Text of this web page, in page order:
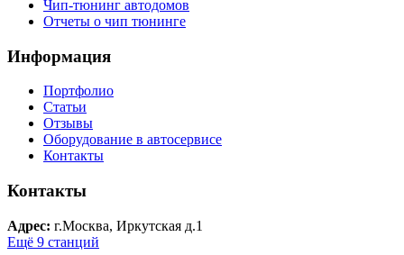
Чип-тюнинг автодомов
Отчеты о чип тюнинге
Информация
Портфолио
Статьи
Отзывы
Оборудование в автосервисе
Контакты
Контакты
Адрес: г.Москва, Иркутская д.1
Ещё 9 станций